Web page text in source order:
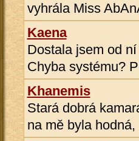
vyhrála Miss
Kaena
Dostala jsem od
Chyba systému?
Khanemis
Stará dobrá
na mě byla